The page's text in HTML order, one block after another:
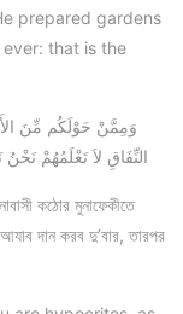
prepared gardens
that is the
النِّفَاقِ لاَ تَعْلَمُهُمْ
কঠোর মুনাফেকীতে
দান করব দু’বার, তারপর